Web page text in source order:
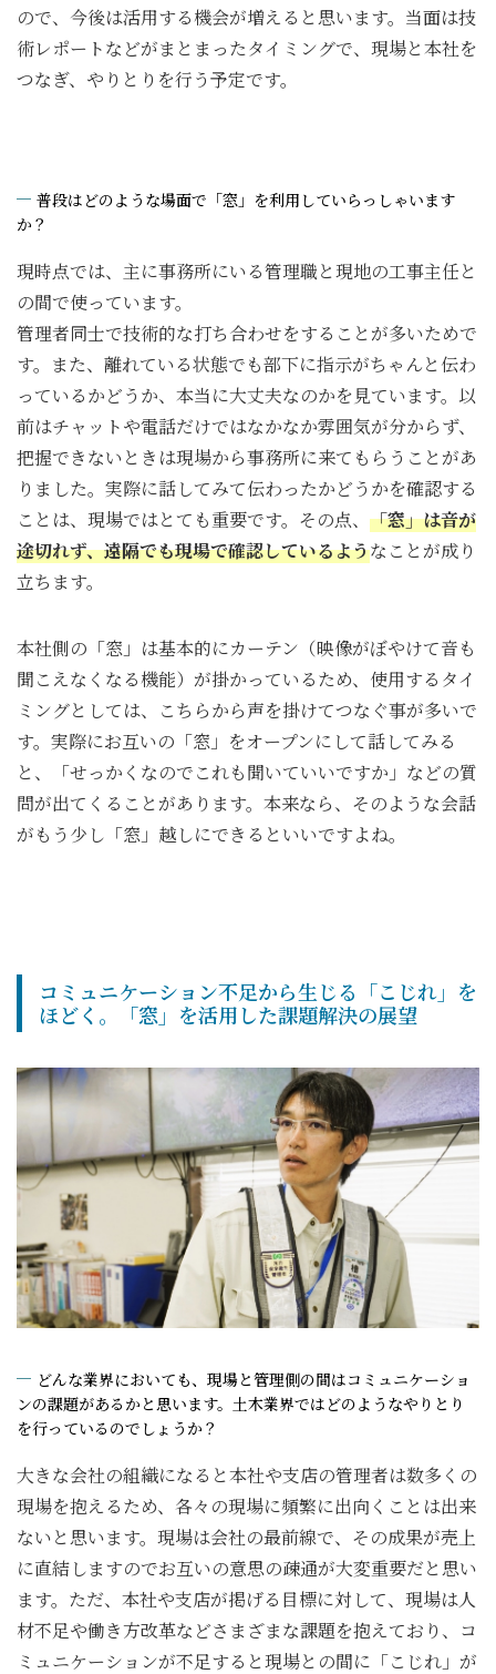
ので、今後は活用する機会が増えると思います。当面は技
術レポートなどがまとまったタイミングで、現場と本社を
つなぎ、やりとりを行う予定です。
普段はどのような場面で「窓」を利用していらっしゃいます
か？
現時点では、主に事務所にいる管理職と現地の工事主任と
の間で使っています。
管理者同士で技術的な打ち合わせをすることが多いためで
す。また、離れている状態でも部下に指示がちゃんと伝わ
っているかどうか、本当に大丈夫なのかを見ています。以
前はチャットや電話だけではなかなか雰囲気が分からず、
把握できないときは現場から事務所に来てもらうことがあ
りました。実際に話してみて伝わったかどうかを確認する
ことは、現場ではとても重要です。その点、 「窓」は音が
途切れず、遠隔でも現場で確認しているようなことが成り
立ちます。
本社側の「窓」は基本的にカーテン（映像がぼやけて音も
聞こえなくなる機能）が掛かっているため、使用するタイ
ミングとしては、こちらから声を掛けてつなぐ事が多いで
す。実際にお互いの「窓」をオープンにして話してみる
と、「せっかくなのでこれも聞いていいですか」などの質
問が出てくることがあります。本来なら、そのような会話
がもう少し「窓」越しにできるといいですよね。
コミュニケーション不足から生じる「こじれ」を
ほどく。「窓」を活用した課題解決の展望
どんな業界においても、現場と管理側の間はコミュニケーショ
ンの課題があるかと思います。土木業界ではどのようなやりとり
を行っているのでしょうか？
大きな会社の組織になると本社や支店の管理者は数多くの
現場を抱えるため、各々の現場に頻繁に出向くことは出来
ないと思います。現場は会社の最前線で、その成果が売上
に直結しますのでお互いの意思の疎通が大変重要だと思い
ます。ただ、本社や支店が掲げる目標に対して、現場は人
材不足や働き方改革などさまざまな課題を抱えており、コ
ミュニケーションが不足すると現場との間に「こじれ」が